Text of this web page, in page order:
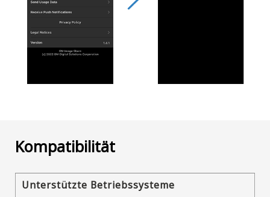
Kompatibilität
Unterstützte Betriebssysteme